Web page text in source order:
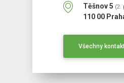
Těšnov 5 (2.
110 00
Všechny